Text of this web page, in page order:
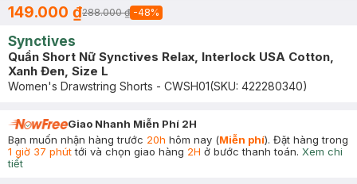
149.000 ₫288.000 ₫ -48%
Synctives
Quần Short Nữ Synctives Relax, Interlock USA Cotton,
Xanh Đen, Size L
Women's Drawstring Shorts - CWSH01(SKU: 422280340)
Giao Nhanh Miễn Phí 2H
Bạn muốn nhận hàng trước 20h hôm nay (Miễn phí). Đặt hàng trong
1 giờ 37 phúttới và chọn giao hàng 2H ở bước thanh toán. Xem chi
tiết